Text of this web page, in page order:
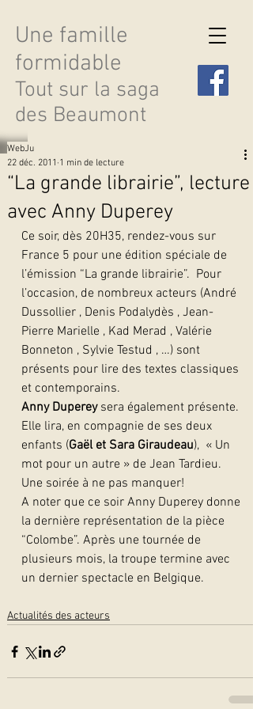
Une famille
formidable
Tout sur la saga
des Beaumont
Découvrir les saisons
“La grande librairie”, lecture
avec Anny Duperey
WebJu
22 déc. 2011 1 min de lecture
Ce soir, dès 20H35, rendez-vous sur
France 5 pour une édition spéciale de
l’émission “La grande librairie”.  Pour
l’occasion, de nombreux acteurs (André
Dussollier , Denis Podalydès , Jean-
Pierre Marielle , Kad Merad , Valérie
Bonneton , Sylvie Testud , …) sont
présents pour lire des textes classiques
et contemporains.
Anny Duperey sera également présente.
Elle lira, en compagnie de ses deux
enfants (Gaël et Sara Giraudeau),  « Un
mot pour un autre » de Jean Tardieu.
Une soirée à ne pas manquer!
A noter que ce soir Anny Duperey donne
la dernière représentation de la pièce
“Colombe”. Après une tournée de
plusieurs mois, la troupe termine avec
un dernier spectacle en Belgique.
Actualités des acteurs